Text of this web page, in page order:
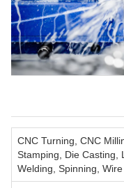
CNC Turning, CNC
Stamping, Die Casting,
Welding, Spinning,